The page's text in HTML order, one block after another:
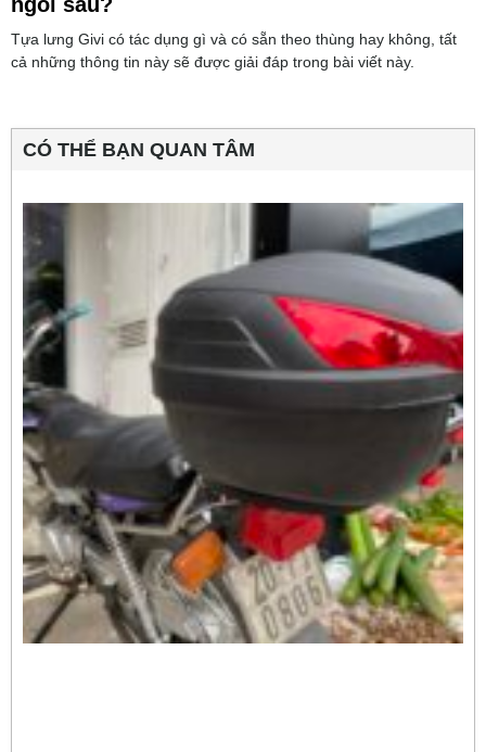
Tựa lưng Givi có tác dụng gì và có sẵn theo thùng hay không, tất
cả những thông tin này sẽ được giải đáp trong bài viết này.
CÓ THỂ BẠN QUAN TÂM